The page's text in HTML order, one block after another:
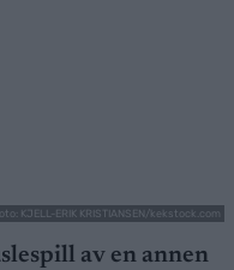
Foto: KJELL-ERIK KRISTIANSEN/kekstock.com
av en annen